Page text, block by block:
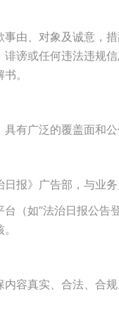
由、对象及诚意，
谤或任何违法违规
。
有广泛的覆盖面和
报》广告部，与业
台（如“法治日报公告
容真实、合法、合